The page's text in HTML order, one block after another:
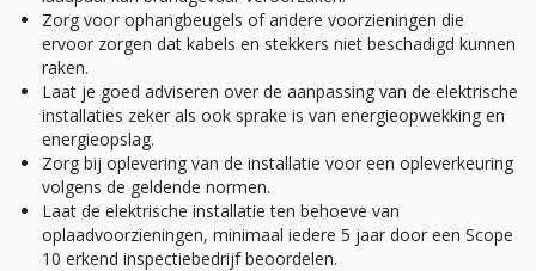
Zorg voor ophangbeugels of andere voorzieningen die
ervoor zorgen dat kabels en stekkers niet beschadigd kunnen
raken.
Laat je goed adviseren over de aanpassing van de elektrische
installaties zeker als ook sprake is van energieopwekking en
energieopslag.
Zorg bij oplevering van de installatie voor een opleverkeuring
volgens de geldende normen.
Laat de elektrische installatie ten behoeve van
oplaadvoorzieningen, minimaal iedere 5 jaar door een Scope
10 erkend inspectiebedrijf beoordelen.